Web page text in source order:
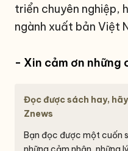
triển chuyên nghiệp,
ngành xuất bản Việt
- Xin cảm ơn những
Đọc được sách hay,
Znews
Bạn đọc được một cuốn